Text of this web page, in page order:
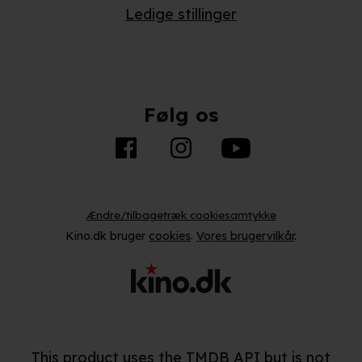
præferencer og til markedsføring.
behandling af dine personoplysninger i både vores
cookiepolitik
Ledige stillinger
Følg os
Ændre/tilbagetræk cookiesamtykke
Kino.dk bruger cookies. Vores brugervilkår.
This product uses the TMDB API but is not